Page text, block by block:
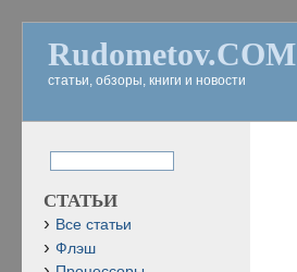
Rudometov.COM
статьи, обзоры, книги и новости
СТАТЬИ
Все статьи
Флэш